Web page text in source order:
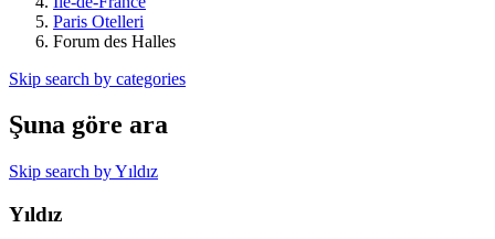
Paris Otelleri
Forum des Halles
Skip search by categories
Şuna göre ara
Skip search by Yıldız
Yıldız